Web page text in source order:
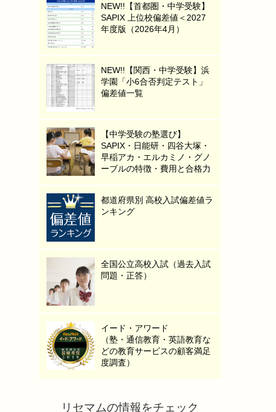
NEW!!【首都圏・中学受験】
SAPIX 上位校偏差値＜2027
年度版（2026年4月）
NEW!!【関西・中学受験】浜
学園「小6合否判定テスト」
偏差値一覧
【中学受験の塾選び】
SAPIX・日能研・四谷大塚・
早稲アカ・エルカミノ・グノ
ーブルの特徴・費用と合格力
都道府県別 高校入試偏差値ラ
ンキング
全国公立高校入試（過去入試
問題・正答）
イード・アワード
（塾・通信教育・英語教育な
どの教育サービスの顧客満足
度調査）
リセマムの情報をチェック